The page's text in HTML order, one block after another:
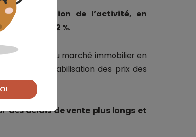
contraction de l’activité, en
de -16,2 %.
généralisé du marché immobilier en
légère stabilisation des prix des
des délais de vente plus longs et